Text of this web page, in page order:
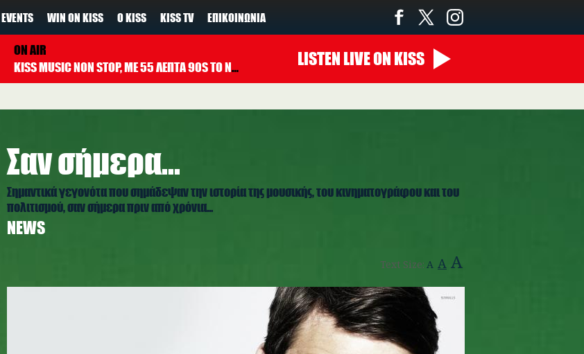
EVENTS WIN ON KISS Ο KISS KISS TV ΕΠΙΚΟΙΝΩΝΊΑ
ON AIR
KISS MUSIC NON STOP, ΜΕ 55 ΛΕΠΤΑ 90S TO NOW ΚΑΘΕ ΩΡΑ
00:00 - 07:00
LISTEN LIVEON KISS
Σαν σήμερα...
Σημαντικά γεγονότα που σημάδεψαν την ιστορία της μουσικής, του κινηματογράφου και του
πολιτισμού, σαν σήμερα πριν από χρόνια...
NEWS
Text Size: A A A
robbie_williams.jpg